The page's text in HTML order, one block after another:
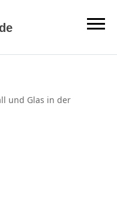
und Glas in der